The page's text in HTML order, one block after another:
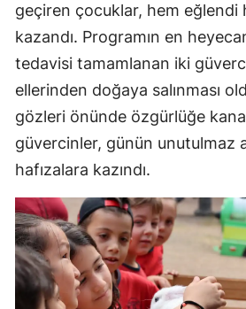
geçiren çocuklar, hem eğlendi
kazandı. Programın en
tedavisi tamamlanan iki
ellerinden doğaya salınması
gözleri önünde özgürlüğe
güvercinler, günün unutulmaz
hafızalara kazındı.